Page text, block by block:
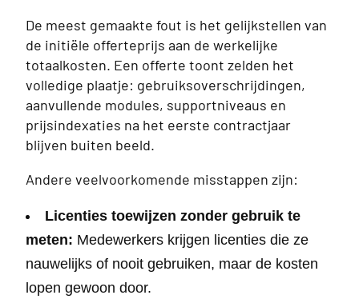
De meest gemaakte fout is het gelijkstellen van
de initiële offerteprijs aan de werkelijke
totaalkosten. Een offerte toont zelden het
volledige plaatje: gebruiksoverschrijdingen,
aanvullende modules, supportniveaus en
prijsindexaties na het eerste contractjaar
blijven buiten beeld.
Andere veelvoorkomende misstappen zijn:
Licenties toewijzen zonder gebruik te
meten: Medewerkers krijgen licenties die ze
nauwelijks of nooit gebruiken, maar de kosten
lopen gewoon door.